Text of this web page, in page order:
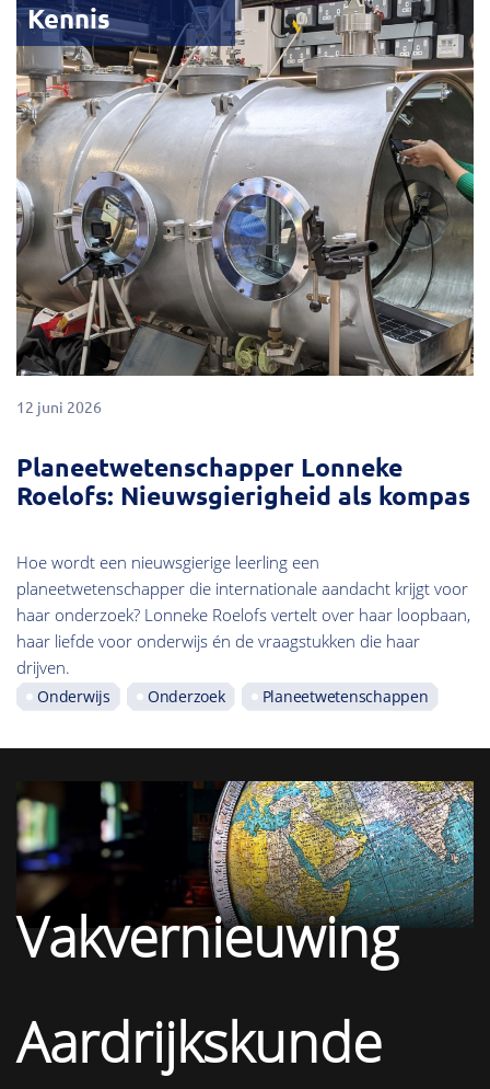
Kennis
12 juni 2026
Planeetwetenschapper Lonneke
Roelofs: Nieuwsgierigheid als kompas
Hoe wordt een nieuwsgierige leerling een
planeetwetenschapper die internationale aandacht krijgt voor
haar onderzoek? Lonneke Roelofs vertelt over haar loopbaan,
haar liefde voor onderwijs én de vraagstukken die haar
drijven.
Onderwijs Onderzoek Planeetwetenschappen
Vakvernieuwing
Aardrijkskunde